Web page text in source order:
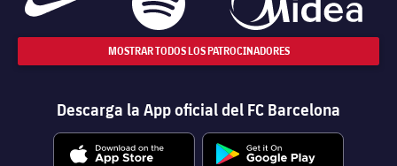
MOSTRAR TODOS LOS PATROCINADORES
Descarga la App oficial del FC Barcelona